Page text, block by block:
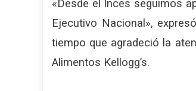
«Desde el Inces seguimos
Ejecutivo Nacional»,
tiempo que agradeció la
Alimentos Kellogg’s.